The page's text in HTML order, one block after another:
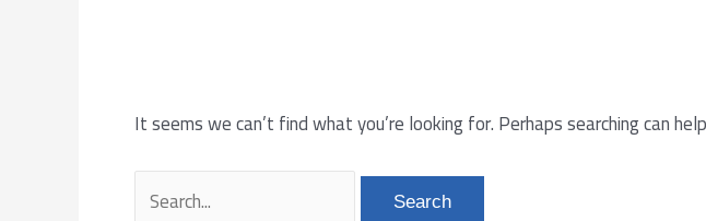
It seems we can’t find what you’re looking for. Perhaps searching can